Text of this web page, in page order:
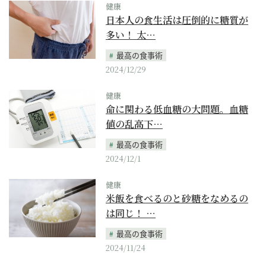
健康
日本人の食生活は圧倒的に糖質が
多い！ 太…
最高の食事術
2024/12/29
健康
命に関わる低血糖の大問題。血糖
値の乱高下…
最高の食事術
2024/12/1
健康
米飯を食べるのと砂糖をなめるの
は同じ！ …
最高の食事術
2024/11/24